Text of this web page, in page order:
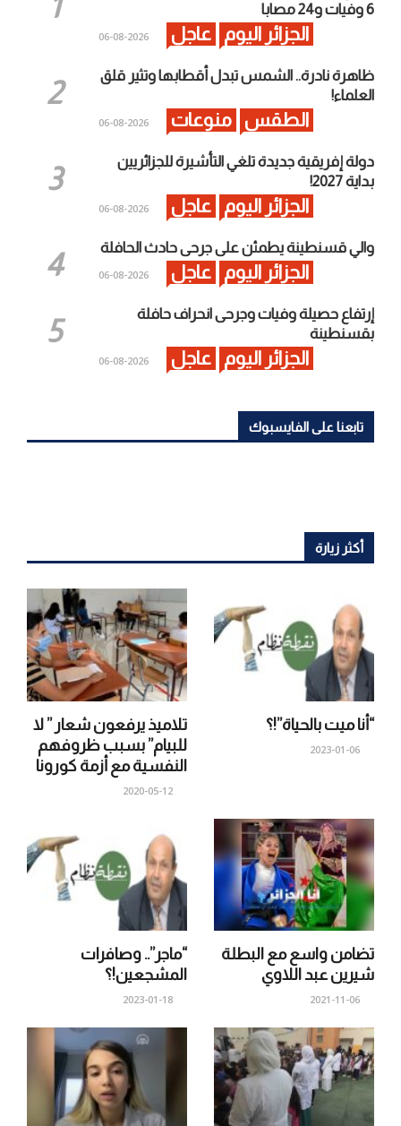
6 وفيات و24 مصابا
الجزائر اليوم عاجل 2026-08-06
ظاهرة نادرة.. الشمس تبدل أقطابها وتثير قلق
العلماء!
الطقس منوعات 2026-08-06
دولة إفريقية جديدة تلغي التأشيرة للجزائريين
بداية 2027!
الجزائر اليوم عاجل 2026-08-06
والي قسنطينة يطمئن على جرحى حادث الحافلة
الجزائر اليوم عاجل 2026-08-06
إرتفاع حصيلة وفيات وجرحى انحراف حافلة
بقسنطينة
الجزائر اليوم عاجل 2026-08-06
تابعنا على الفايسبوك
أكثر زيارة
تلاميذ يرفعون شعار ” لا
للبيام” بسبب ظروفهم
النفسية مع أزمة كورونا
2020-05-12
“أنا ميت بالحياة”!؟
2023-01-06
“ماجر”.. وصافرات
المشجعين!؟
2023-01-18
تضامن واسع مع البطلة
شيرين عبد اللاوي
2021-11-06